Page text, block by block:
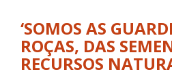
‘SOMOS AS
ROÇAS, DAS
RECURSOS